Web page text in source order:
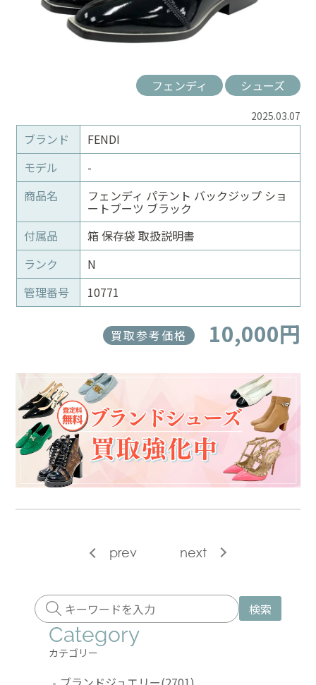
フェンディ シューズ
2025.03.07
ブランド
FENDI
モデル
-
商品名
フェンディ パテント バックジップ ショ
ートブーツ ブラック
付属品
箱 保存袋 取扱説明書
ランク
N
管理番号
10771
買取参考価格 10,000円
prev next
検索
Category
カテゴリー